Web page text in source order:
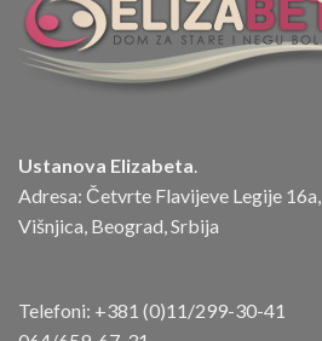
Ustanova Elizabeta.
Adresa: Četvrte Flavijeve Legije 16a,
Višnjica, Beograd, Srbija
Telefoni: +381 (0)11/299-30-41